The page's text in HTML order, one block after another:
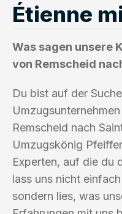
Étienne
Was sagen unsere
von Remscheid
Du bist auf der
Remscheid nach
Umzugskönig
Experten, auf die du
lass uns nicht
sondern lies, was